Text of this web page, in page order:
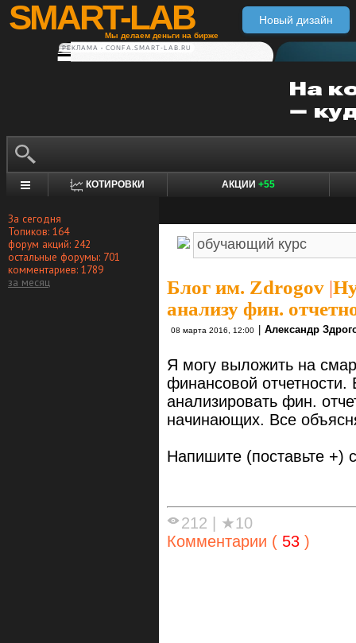
SMART-LAB
Мы делаем деньги на бирже
Новый дизайн
РЕКЛАМА • CONFA.SMART-LAB.RU
КОТИРОВКИ АКЦИИ +55
За сегодня
Топиков: 164
форум акций: 242
остальные форумы: 701
комментариев: 1789
за месяц
Блог им. Zdrogov |
анализу фин.
08 марта 2016, 12:00 Александр
Я могу выложить на
финансовой
анализировать фин.
начинающих. Все
Напишите (поставьте +)
212 | ★10
Комментарии ( 53 )